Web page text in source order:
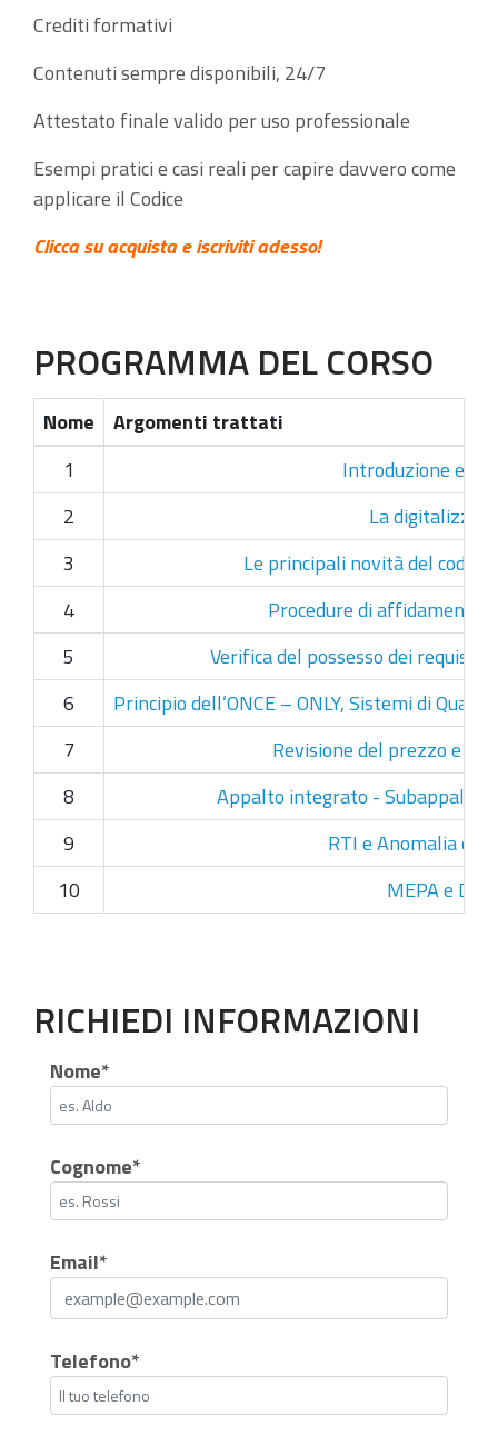
Crediti formativi
Contenuti sempre disponibili, 24/7
Attestato finale valido per uso professionale
Esempi pratici e casi reali per capire davvero come
applicare il Codice
Clicca su acquista e iscriviti adesso!
PROGRAMMA DEL CORSO
Nome
Argomenti trattati
1
Introduzione e
2
La
3
Le principali novità del
4
Procedure di affidamento
5
Verifica del possesso dei requisiti
6
Principio dell’ONCE – ONLY, Sistemi di
7
Revisione del prezzo e
8
Appalto integrato - Subappalto -
9
RTI e Anomalia
10
MEPA e
RICHIEDI INFORMAZIONI
Nome*
Cognome*
Email*
Telefono*